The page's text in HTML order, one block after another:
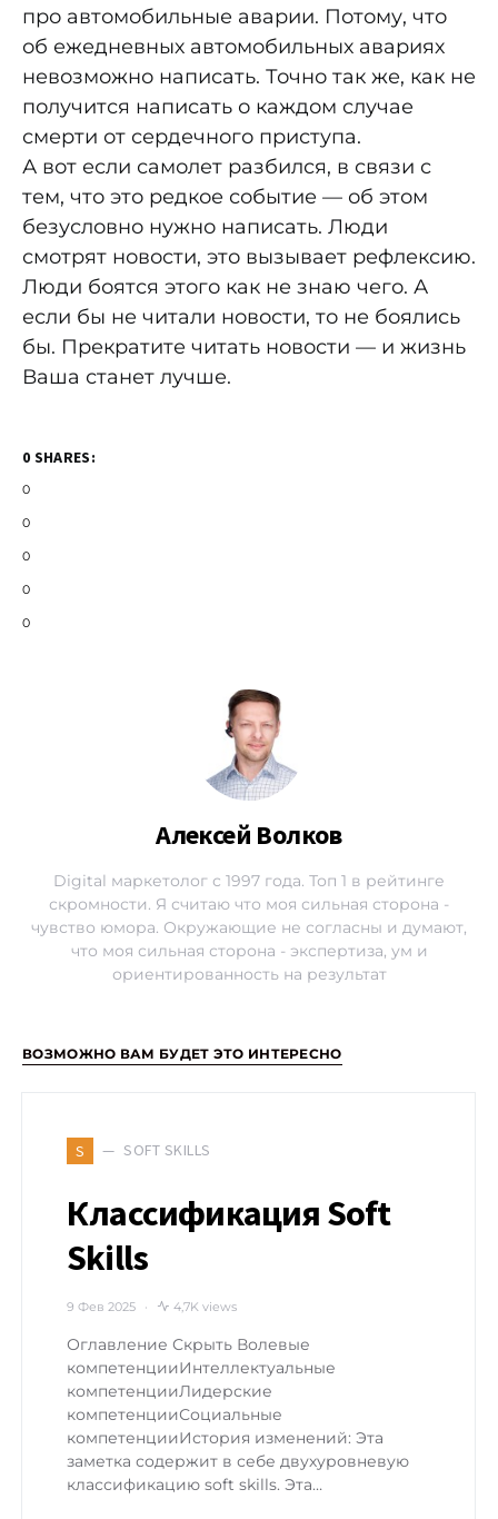
про автомобильные аварии. Потому, что
об ежедневных автомобильных авариях
невозможно написать. Точно так же, как не
получится написать о каждом случае
смерти от сердечного приступа.
А вот если самолет разбился, в связи с
тем, что это редкое событие — об этом
безусловно нужно написать. Люди
смотрят новости, это вызывает рефлексию.
Люди боятся этого как не знаю чего. А
если бы не читали новости, то не боялись
бы. Прекратите читать новости — и жизнь
Ваша станет лучше.
0 SHARES:
0
0
0
0
0
Алексей Волков
Digital маркетолог с 1997 года. Топ 1 в рейтинге
скромности. Я считаю что моя сильная сторона -
чувство юмора. Окружающие не согласны и думают,
что моя сильная сторона - экспертиза, ум и
ориентированность на результат
ВОЗМОЖНО ВАМ БУДЕТ ЭТО ИНТЕРЕСНО
S SOFT SKILLS
Классификация Soft
Skills
9 Фев 2025 4,7K views
Оглавление Скрыть Волевые
компетенцииИнтеллектуальные
компетенцииЛидерские
компетенцииСоциальные
компетенцииИстория изменений: Эта
заметка содержит в себе двухуровневую
классификацию soft skills. Эта…